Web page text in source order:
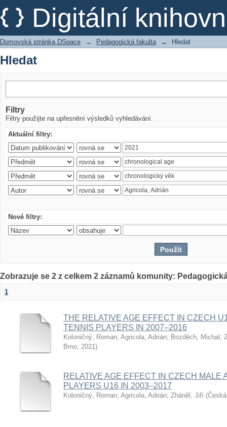
Digitální
Hledat
Domovská stránka DSpace → Pedagogická fakulta → Hledat
Hledat
Filtry
Filtry použijte na upřesnění výsledků vyhledávání.
Aktuální filtry:
Nové filtry:
Zobrazuje se 2 z celkem 2 záznamů komunity:
1
THE RELATIVE AGE EFFECT IN CZECH
TENNIS PLAYERS IN 2007–2016
Koloničný, Roman; Agricola, Adrián; Bozděch, Michal ;
Brno, 2021)
RELATIVE AGE EFFECT IN CZECH MALE
PLAYERS U16 IN 2003–2017
Koloničný, Roman; Agricola, Adrián; Zháněl, Jiří (